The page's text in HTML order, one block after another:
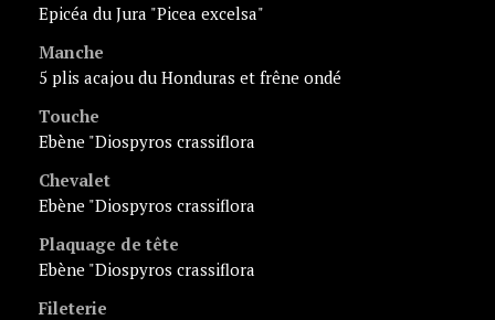
Epicéa du Jura "Picea excelsa"
Manche
5 plis acajou du Honduras et frêne ondé
Touche
Ebène "Diospyros crassiflora
Chevalet
Ebène "Diospyros crassiflora
Plaquage de tête
Ebène "Diospyros crassiflora
Fileterie